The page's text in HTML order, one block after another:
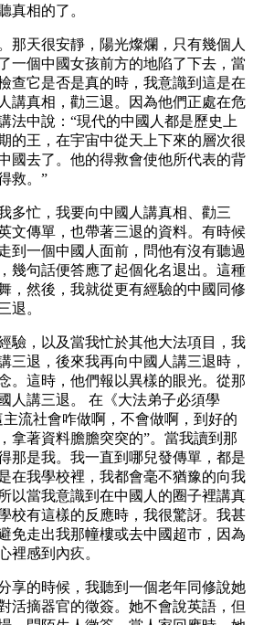
真相的了。
那天很安靜，陽光燦爛，只有幾個人
一個中國女孩前方的地陷了下去，當
查它是否是真的時，我意識到這是在
講真相，勸三退。因為他們正處在危
法中說：“現代的中國人都是歷史上
的王，在宇宙中從天上下來的層次很
國去了。他的得救會使他所代表的背
救。”
多忙，我要向中國人講真相、勸三
文傳單，也帶著三退的資料。有時候
到一個中國人面前，問他有沒有聽過
幾句話便答應了起個化名退出。這種
，然後，我就從更有經驗的中國同修
退。
驗，以及當我忙於其他大法項目，我
三退，後來我再向中國人講三退時，
。這時，他們報以異樣的眼光。從那
人講三退。 在《大法弟子必須學
流社會咋做啊，不會做啊，到好的
拿著資料膽膽突突的”。當我讀到那
那是我。我一直到哪兒發傳單，都是
在我學校裡，我都會毫不猶豫的向我
以當我意識到在中國人的圈子裡講真
校有這樣的反應時，我很驚訝。我甚
免走出我那幢樓或去中國超市，因為
裡感到內疚。
享的時候，我聽到一個老年同修說她
活摘器官的徵簽。她不會說英語，但